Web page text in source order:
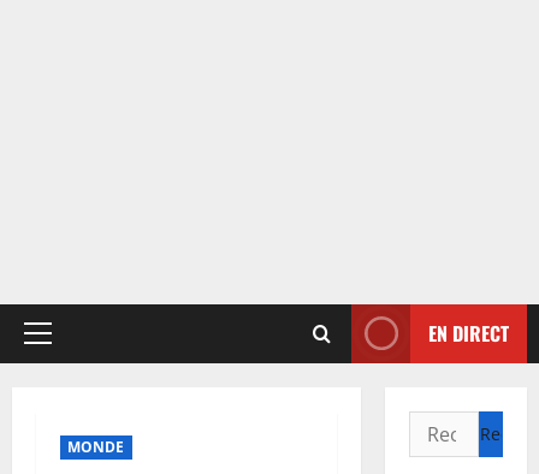
Menu
EN DIRECT
MONDE
Rechercher :